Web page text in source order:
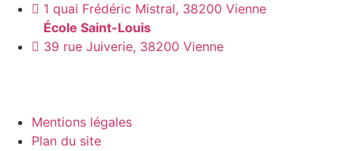
1 quai Frédéric Mistral, 38200 Vienne
École Saint-Louis
39 rue Juiverie, 38200 Vienne
Mentions légales
Plan du site